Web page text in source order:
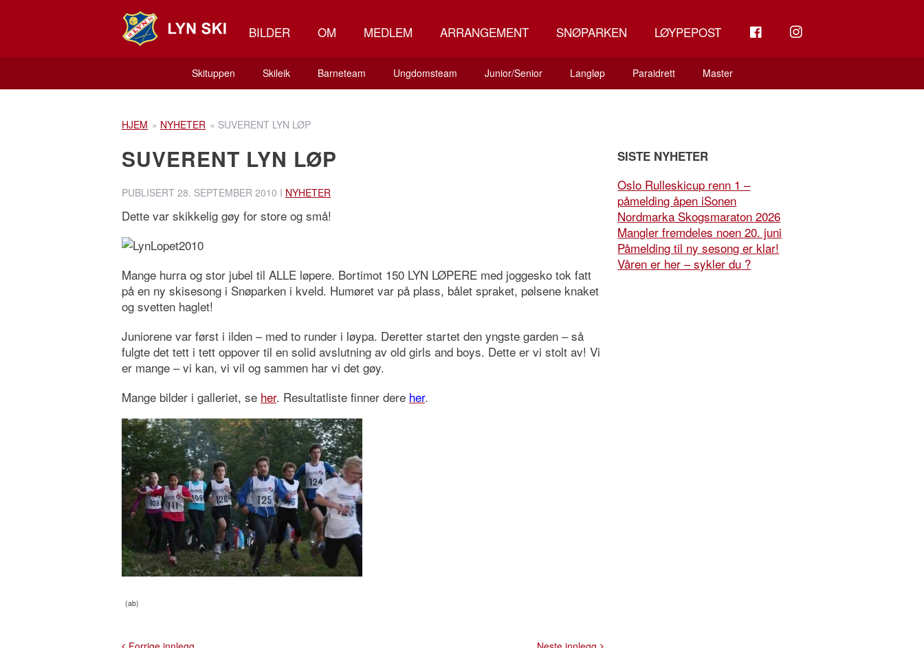
BILDER OM MEDLEM ARRANGEMENT SNØPARKEN LØYPEPOST INSTAGRAM
Skituppen Skileik Barneteam Ungdomsteam Junior/Senior Langløp Paraidrett Master
HJEM » NYHETER » SUVERENT LYN LØP
SUVERENT LYN LØP
PUBLISERT 28. SEPTEMBER 2010 I NYHETER
Dette var skikkelig gøy for store og små!
Mange hurra og stor jubel til ALLE løpere. Bortimot 150 LYN LØPERE med joggesko tok fatt
på en ny skisesong i Snøparken i kveld. Humøret var på plass, bålet spraket, pølsene knaket
og svetten haglet!
Juniorene var først i ilden – med to runder i løypa. Deretter startet den yngste garden – så
fulgte det tett i tett oppover til en solid avslutning av old girls and boys. Dette er vi stolt av! Vi
er mange – vi kan, vi vil og sammen har vi det gøy.
Mange bilder i galleriet, se her. Resultatliste finner dere her.
(ab)
SISTE NYHETER
Oslo Rulleskicup renn 1 –
påmelding åpen iSonen
Nordmarka Skogsmaraton 2026
Mangler fremdeles noen 20. juni
Påmelding til ny sesong er klar!
Våren er her – sykler du ?